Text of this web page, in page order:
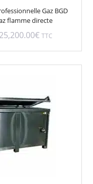
Gaz BGD
flamme directe
€ TTC